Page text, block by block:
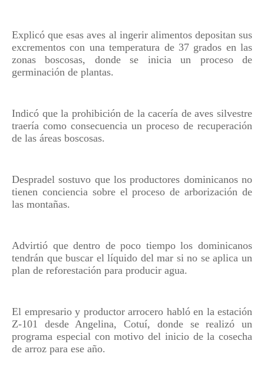
Explicó que esas aves al ingerir alimentos depositan sus
excrementos con una temperatura de 37 grados en las
zonas boscosas, donde se inicia un proceso de
germinación de plantas.
Indicó que la prohibición de la cacería de aves silvestre
traería como consecuencia un proceso de recuperación
de las áreas boscosas.
Despradel sostuvo que los productores dominicanos no
tienen conciencia sobre el proceso de arborización de
las montañas.
Advirtió que dentro de poco tiempo los dominicanos
tendrán que buscar el líquido del mar si no se aplica un
plan de reforestación para producir agua.
El empresario y productor arrocero habló en la estación
Z-101 desde Angelina, Cotuí, donde se realizó un
programa especial con motivo del inicio de la cosecha
de arroz para ese año.